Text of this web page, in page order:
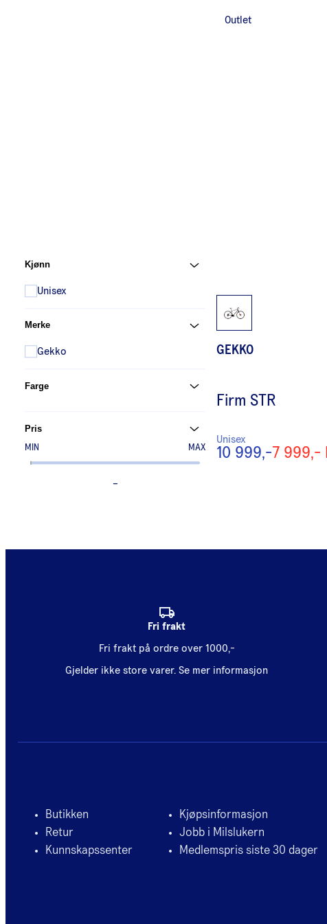
Kjønn
Unisex
Merke
Gekko
Farge
Pris
MIN MAX
–
Outlet
GEKKO
Firm STR
Unisex
10 999,-7 999,-
Fri frakt
Fri frakt på ordre over 1000,-
Gjelder ikke store varer. Se mer informasjon
Butikken Kjøpsinformasjon
Retur
Jobb i Milslukern
Kunnskapssenter
Medlemspris siste 30 dager